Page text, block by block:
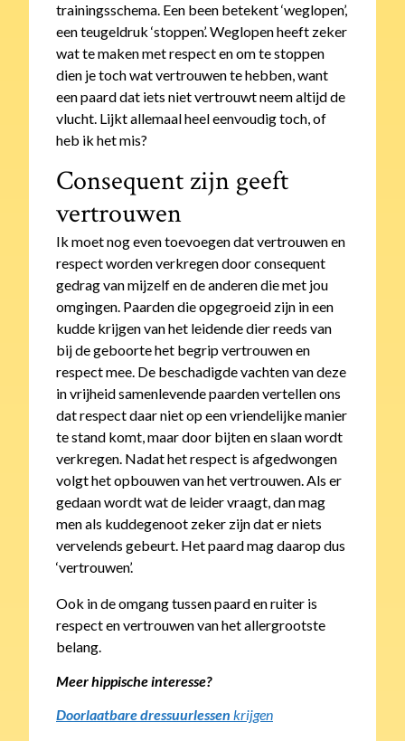
trainingsschema. Een been betekent ‘weglopen’,
een teugeldruk ‘stoppen’. Weglopen heeft zeker
wat te maken met respect en om te stoppen
dien je toch wat vertrouwen te hebben, want
een paard dat iets niet vertrouwt neem altijd de
vlucht. Lijkt allemaal heel eenvoudig toch, of
heb ik het mis?
Consequent zijn geeft
vertrouwen
Ik moet nog even toevoegen dat vertrouwen en
respect worden verkregen door consequent
gedrag van mijzelf en de anderen die met jou
omgingen. Paarden die opgegroeid zijn in een
kudde krijgen van het leidende dier reeds van
bij de geboorte het begrip vertrouwen en
respect mee. De beschadigde vachten van deze
in vrijheid samenlevende paarden vertellen ons
dat respect daar niet op een vriendelijke manier
te stand komt, maar door bijten en slaan wordt
verkregen. Nadat het respect is afgedwongen
volgt het opbouwen van het vertrouwen. Als er
gedaan wordt wat de leider vraagt, dan mag
men als kuddegenoot zeker zijn dat er niets
vervelends gebeurt. Het paard mag daarop dus
‘vertrouwen’.
Ook in de omgang tussen paard en ruiter is
respect en vertrouwen van het allergrootste
belang.
Meer hippische interesse?
Doorlaatbare dressuurlessen krijgen